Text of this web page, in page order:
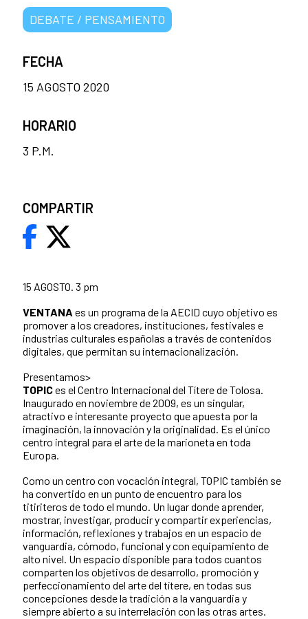
15 AGOSTO. 3 pm
VENTANA es un programa de la AECID cuyo objetivo es
promover a los creadores, instituciones, festivales e
industrias culturales españolas a través de contenidos
digitales, que permitan su internacionalización.
Presentamos>
TOPICes el Centro Internacional del Títere de Tolosa.
Inaugurado en noviembre de 2009, es un singular,
atractivo e interesante proyecto que apuesta por la
imaginación, la innovación y la originalidad. Es el único
centro integral para el arte de la marioneta en toda
Europa.
Como un centro con vocación integral, TOPIC también se
ha convertido en un punto de encuentro para los
titiriteros de todo el mundo. Un lugar donde aprender,
mostrar, investigar, producir y compartir experiencias,
información, reflexiones y trabajos en un espacio de
vanguardia, cómodo, funcional y con equipamiento de
alto nivel. Un espacio disponible para todos cuantos
comparten los objetivos de desarrollo, promoción y
perfeccionamiento del arte del títere, en todas sus
concepciones desde la tradición a la vanguardia y
siempre abierto a su interrelación con las otras artes.
DEBATE / PENSAMIENTO
FECHA
15 AGOSTO 2020
HORARIO
3 P.M.
COMPARTIR